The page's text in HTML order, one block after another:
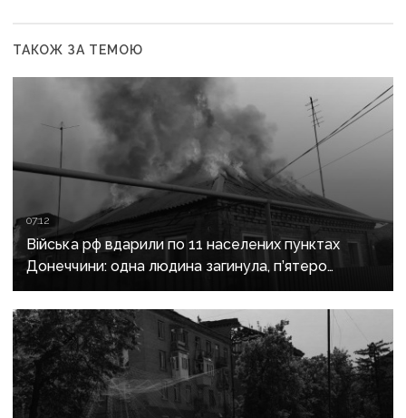
ТАКОЖ ЗА ТЕМОЮ
07:12
Війська рф вдарили по 11 населених пунктах
Донеччини: одна людина загинула, п’ятеро
поранені